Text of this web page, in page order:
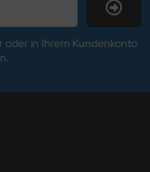
oder in Ihrem Kundenkonto